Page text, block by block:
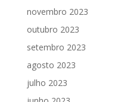
novembro 2023
outubro 2023
setembro 2023
agosto 2023
julho 2023